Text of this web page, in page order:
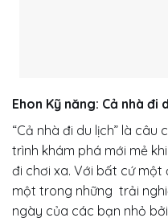
Ehon Kỹ năng: Cả nhà đi
“Cả nhà đi du lịch” là câu
trình khám phá mới mẻ
đi chơi xa. Với bất cứ
một trong những trải
ngày của các bạn nhỏ